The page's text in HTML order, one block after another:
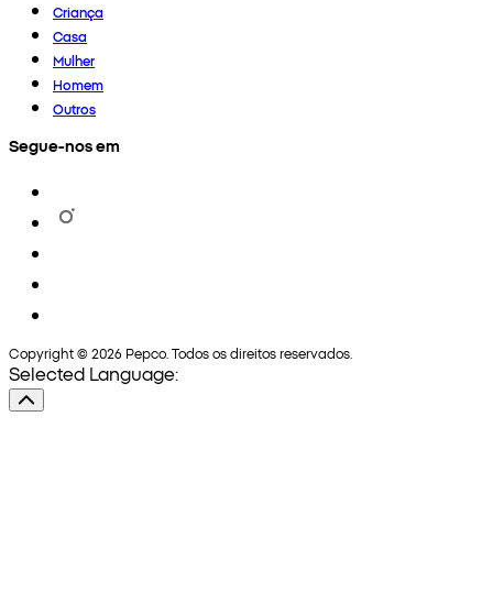
Criança
Casa
Mulher
Homem
Outros
Segue-nos em
Copyright © 2026 Pepco. Todos os direitos reservados.
Selected Language: